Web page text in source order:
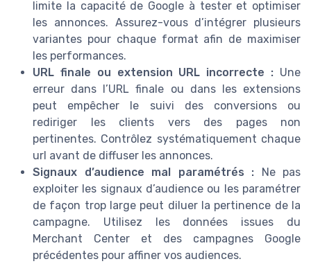
limite la capacité de Google à tester et optimiser
les annonces. Assurez-vous d’intégrer plusieurs
variantes pour chaque format afin de maximiser
les performances.
URL finale ou extension URL incorrecte : Une
erreur dans l’URL finale ou dans les extensions
peut empêcher le suivi des conversions ou
rediriger les clients vers des pages non
pertinentes. Contrôlez systématiquement chaque
url avant de diffuser les annonces.
Signaux d’audience mal paramétrés : Ne pas
exploiter les signaux d’audience ou les paramétrer
de façon trop large peut diluer la pertinence de la
campagne. Utilisez les données issues du
Merchant Center et des campagnes Google
précédentes pour affiner vos audiences.